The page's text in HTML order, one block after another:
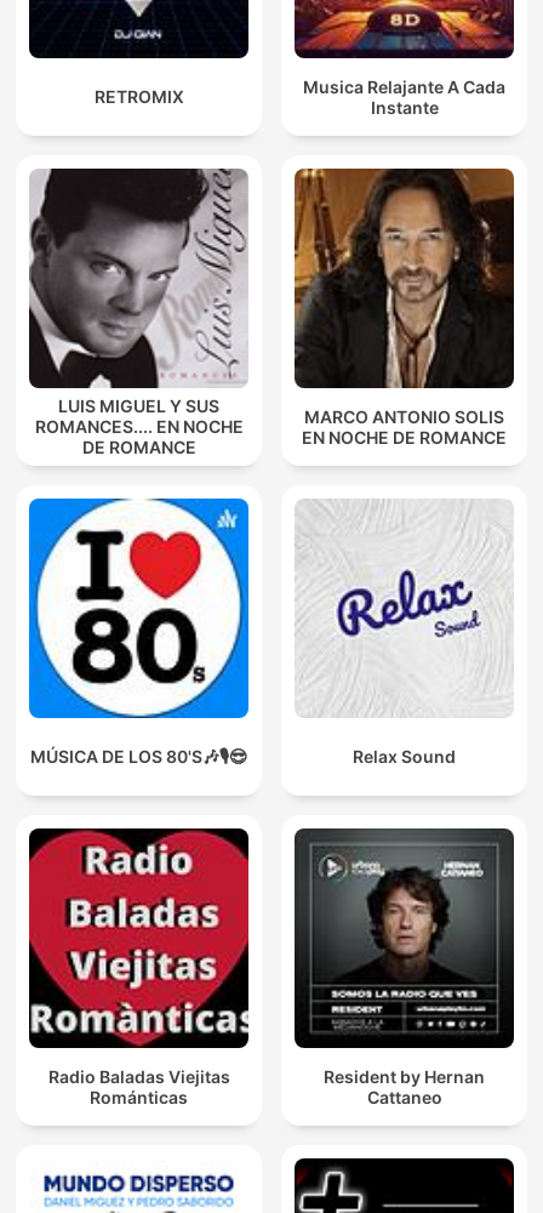
RETROMIX
Musica Relajante A Cada
Instante
LUIS MIGUEL Y SUS
ROMANCES.... EN NOCHE
DE ROMANCE
MARCO ANTONIO SOLIS
EN NOCHE DE ROMANCE
MÚSICA DE LOS 80'S🎶🎙️😎 Relax Sound
Radio Baladas Viejitas
Románticas
Resident by Hernan
Cattaneo